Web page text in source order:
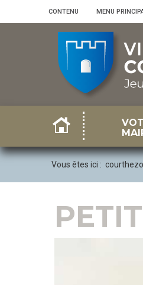
CONTENU MENU
Vous êtes ici :